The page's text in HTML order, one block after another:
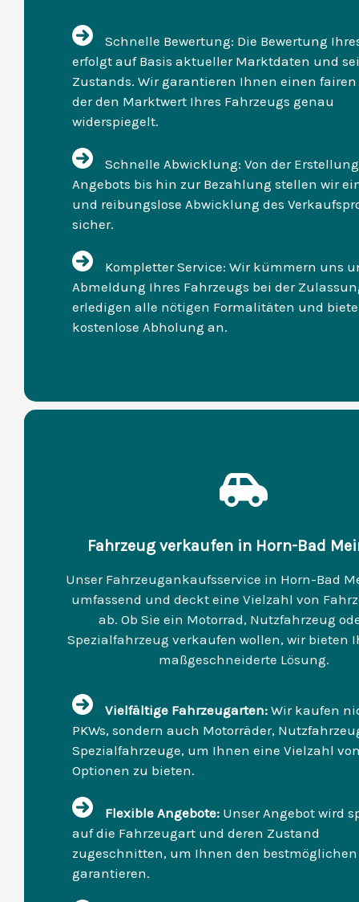
Schnelle Bewertung: Die Bewertung
erfolgt auf Basis aktueller Marktdaten und
Zustands. Wir garantieren Ihnen einen fairen
der den Marktwert Ihres Fahrzeugs genau
widerspiegelt.
Schnelle Abwicklung: Von der
Angebots bis hin zur Bezahlung stellen wir
und reibungslose Abwicklung des
sicher.
Kompletter Service: Wir kümmern uns
Abmeldung Ihres Fahrzeugs bei der
erledigen alle nötigen Formalitäten und
kostenlose Abholung an.
Fahrzeug verkaufen in Horn-Bad
Unser Fahrzeugankaufsservice in Horn-Bad
umfassend und deckt eine Vielzahl von
ab. Ob Sie ein Motorrad, Nutzfahrzeug
Spezialfahrzeug verkaufen wollen, wir bieten
maßgeschneiderte Lösung.
Vielfältige Fahrzeugarten: Wir kaufen
PKWs, sondern auch Motorräder,
Spezialfahrzeuge, um Ihnen eine Vielzahl
Optionen zu bieten.
Flexible Angebote: Unser Angebot wird
auf die Fahrzeugart und deren Zustand
zugeschnitten, um Ihnen den bestmöglichen
garantieren.